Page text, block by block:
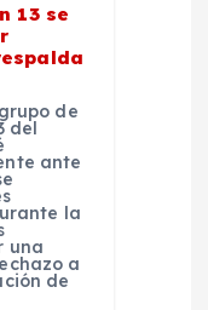
13 se
de
del
ante
la
una
a
de